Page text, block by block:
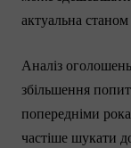
актуальна
Аналіз
збільшення
попередніми
частіше шукати